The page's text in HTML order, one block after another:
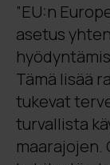
”EU:n
asetus
Tämä lisää
tukevat
turvallista
maarajojen.